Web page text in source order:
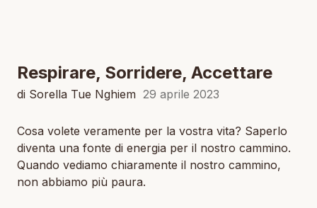
Respirare, Sorridere, Accettare
di Sorella Tue Nghiem 29 aprile 2023
Cosa volete veramente per la vostra vita? Saperlo
diventa una fonte di energia per il nostro cammino.
Quando vediamo chiaramente il nostro cammino,
non abbiamo più paura.